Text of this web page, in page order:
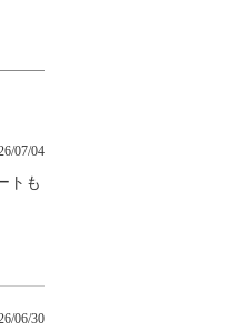
07/04
トも
06/30